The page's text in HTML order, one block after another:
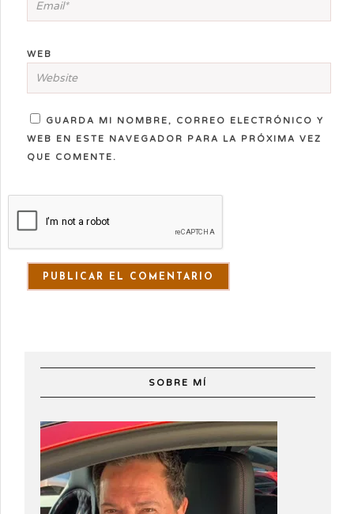
WEB
GUARDA MI NOMBRE, CORREO ELECTRÓNICO Y
WEB EN ESTE NAVEGADOR PARA LA PRÓXIMA VEZ
QUE COMENTE.
SOBRE MÍ